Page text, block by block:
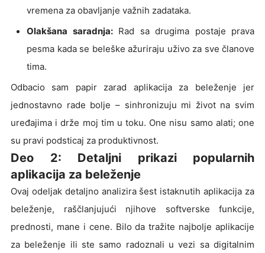
vremena za obavljanje važnih zadataka.
Olakšana saradnja:Rad sa drugima postaje prava
pesma kada se beleške ažuriraju uživo za sve članove
tima.
Odbacio sam papir zarad aplikacija za beleženje jer
jednostavno rade bolje – sinhronizuju mi život na svim
uređajima i drže moj tim u toku. One nisu samo alati; one
su pravi podsticaj za produktivnost.
Deo 2: Detaljni prikazi popularnih
aplikacija za beleženje
Ovaj odeljak detaljno analizira šest istaknutih aplikacija za
beleženje, raščlanjujući njihove softverske funkcije,
prednosti, mane i cene. Bilo da tražite najbolje aplikacije
za beleženje ili ste samo radoznali u vezi sa digitalnim